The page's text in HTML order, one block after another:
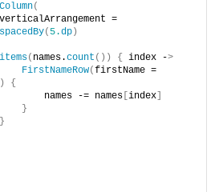
(
=
spacedBy( 5.dp )
items( names.count ()) { index ->
FirstNameRow(firstName =
])
{
names -= names
index
}
}